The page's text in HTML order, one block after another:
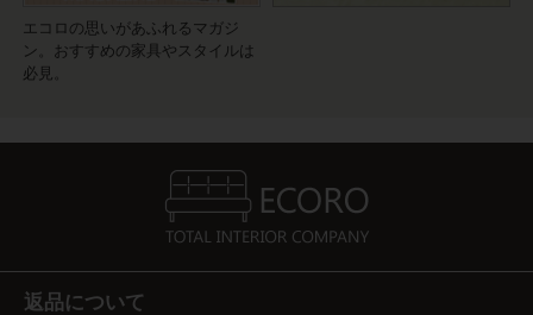
エコロの思いがあふれるマガジ
ン。おすすめの家具やスタイルは
必見。
返品について